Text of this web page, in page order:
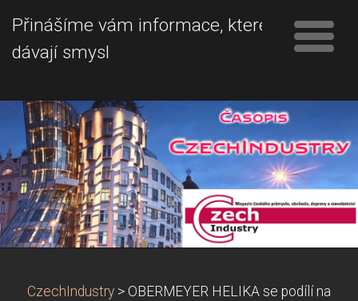
Přinášíme vám informace, které
dávají smysl
CzechIndustry > OBERMEYER HELIKA se podílí na